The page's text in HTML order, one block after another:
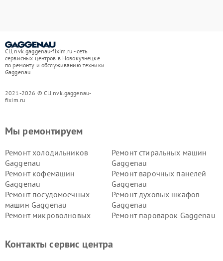
СЦ nvk.gaggenau-fixim.ru - сеть
сервисных центров в Новокузнецке
по ремонту и обслуживанию техники
Gaggenau
2021-2026 © СЦ nvk.gaggenau-
fixim.ru
Мы ремонтируем
Ремонт холодильников
Gaggenau
Ремонт стиральных машин
Gaggenau
Ремонт кофемашин
Gaggenau
Ремонт варочных панелей
Gaggenau
Ремонт посудомоечных
машин Gaggenau
Ремонт духовых шкафов
Gaggenau
Ремонт микроволновых
Ремонт пароварок Gaggenau
Контакты сервис центра